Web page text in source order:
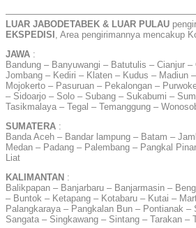
LUAR JABODETABEK & LUAR PULAU
EKSPEDISI , Area pengirimannya mencakup
JAWA :
Bandung – Banyuwangi – Batutulis – Cianjur
Jombang – Kediri – Klaten – Kudus – Madiun
Mojokerto – Pasuruan – Pekalongan –
– Sidoarjo – Solo – Subang – Sukabumi –
Tasikmalaya – Tegal – Temanggung –
SUMATERA :
Banda Aceh – Bandar lampung – Batam –
Medan – Padang – Palembang – Pangkal
Liat
KALIMANTAN :
Balikpapan – Banjarbaru – Banjarmasin –
– Buntok – Ketapang – Kotabaru – Kutai –
Palangkaraya – Pangkalan Bun – Pontianak –
Sangata – Singkawang – Sintang – Tarakan –